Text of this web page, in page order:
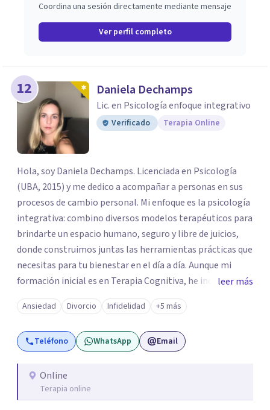
Coordina una sesión directamente mediante mensaje
Ver perfil completo
12 Daniela Dechamps
Lic. en Psicología enfoque integrativo
Verificado Terapia Online
Hola, soy Daniela Dechamps. Licenciada en Psicología
(UBA, 2015) y me dedico a acompañar a personas en sus
procesos de cambio personal. Mi enfoque es la psicología
integrativa: combino diversos modelos terapéuticos para
brindarte un espacio humano, seguro y libre de juicios,
donde construimos juntas las herramientas prácticas que
necesitas para tu bienestar en el día a día. Aunque mi
formación inicial es en Terapia Cognitiva, he incorporado
enfoques como el Mindfulness y la Terapia de Aceptación
y Compromiso (ACT), adaptando el tratamiento a tus
necesidades particulares. Mi trayectoria es internacional
(Argentina, Estados Unidos, Europa y Asia). Además,
conectando con la realidad de las islas. Mis servicios son
100% online y accesibles. Si buscas un espacio de escucha
leer más
Ansiedad Divorcio Infidelidad +5 más
Teléfono WhatsApp Email
Online
Terapia online